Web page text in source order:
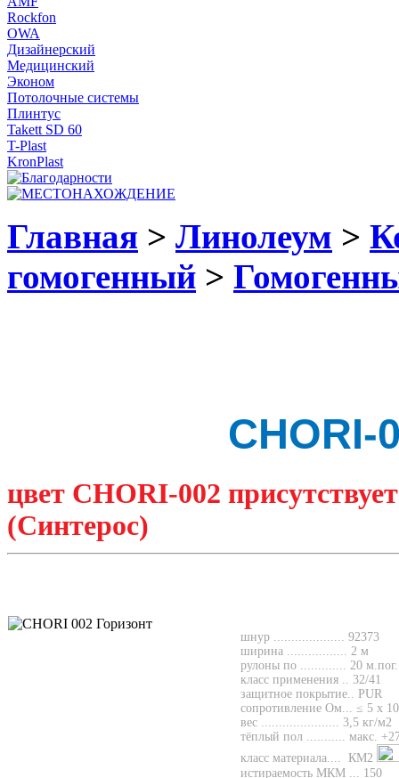
Rockfon
OWA
Дизайнерский
Медицинский
Эконом
Потолочные системы
Плинтус
Takett SD 60
T-Plast
KronPlast
Главная > Линолеум >
гомогенный >
цвет CHORI-002
(Синтерос)
шнур ....................
ширина ................. 2 м
рулоны по ............. 20 м.пог.
класс применения
защитное покрытие.. PUR
сопротивление Ом... ≤ 5 х 10
вес ...................... 3,5 кг/м2
тёплый пол ........... макс.
класс материала.... КМ2
истираемость МКМ ... 150